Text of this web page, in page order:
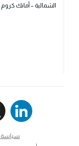
الشمالية – أمانك كروم
سياسة